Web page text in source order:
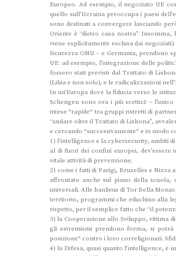
Europeo. Ad esempio, il negoziato UE
quello sull’Ucraina preoccupa i paesi
sono destinati a convergere lasciando
Oriente è “dietro casa nostra”.
viene esplicitamente esclusa dai
Sicurezza ONU – e Germania, prendono
UE: ad esempio, l’integrazione delle
fossero stati previsti dal Trattato di
(Libia e non solo), e le radicalizzazioni
In un’Europa dove la fiducia verso le
Schengen sono ora i più scettici! –
intese *rapide* tra gruppi ristretti di
“andare oltre il Trattato di Lisbona”,
e cercando *successivamente* e in modo
1) l’intelligence e la cybersecurity, ambiti
al di fuori dei confini europei,
vitale attività di prevenzione;
2) come i fatti di Parigi, Bruxelles e Nizza
affrontato anche sul piano della
universali. Alle banlieus di Tor Bella
territorio, programmi che educhino alla
rispetto, per il semplice fatto che “il
3) la Cooperazione allo Sviluppo, vittima
gli estremismi prendono forma, si
posizione* contro i loro correligionari.
4) la Difesa, quasi quanto l’intelligence, è